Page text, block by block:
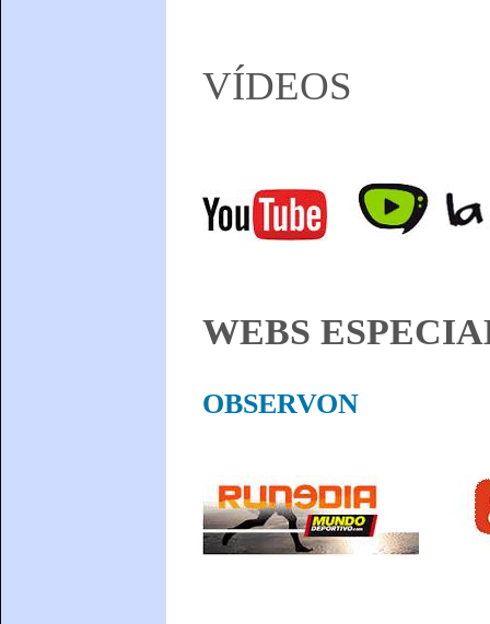
VÍDEOS
WEBS
OBSERVON